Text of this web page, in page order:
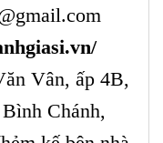
Vân, ấp 4B,
Chánh,